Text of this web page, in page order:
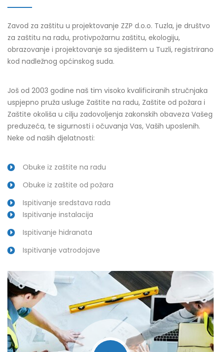
Zavod za zaštitu u projektovanje ZZP d.o.o. Tuzla, je društvo
za zaštitu na radu, protivpožarnu zaštitu, ekologiju,
obrazovanje i projektovanje sa sjedištem u Tuzli, registrirano
kod nadležnog općinskog suda.
Još od 2003 godine naš tim visoko kvalificiranih stručnjaka
uspjepno pruža usluge Zaštite na radu, Zaštite od požara i
Zaštite okoliša u cilju zadovoljenja zakonskih obaveza Vašeg
preduzeća, te sigurnosti i očuvanja Vas, Vaših uposlenih.
Neke od naših djelatnosti:
Obuke iz zaštite na radu
Obuke iz zaštite od požara
Ispitivanje sredstava rada
Ispitivanje instalacija
Ispitivanje hidranata
Ispitivanje vatrodojave